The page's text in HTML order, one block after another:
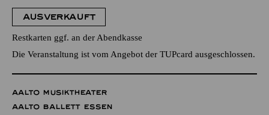
AUSVERKAUFT
Restkarten ggf. an der Abendkasse
Die Veranstaltung ist vom Angebot der TUPcard ausgeschlossen.
AALTO MUSIKTHEATER
AALTO BALLETT ESSEN